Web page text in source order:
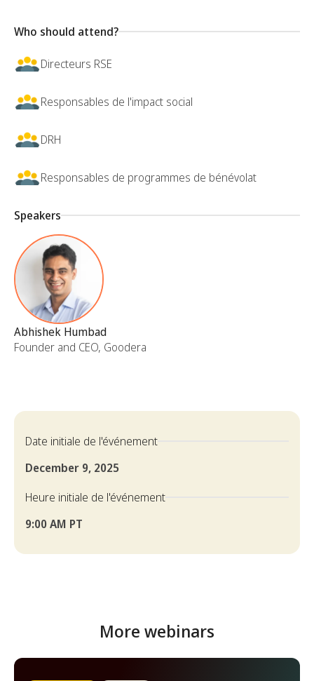
Who should attend?
Directeurs RSE
Responsables de l'impact social
DRH
Responsables de programmes de bénévolat
Speakers
Abhishek Humbad
Founder and CEO, Goodera
Date initiale de l'événement
December 9, 2025
Heure initiale de l'événement
9:00 AM PT
More webinars